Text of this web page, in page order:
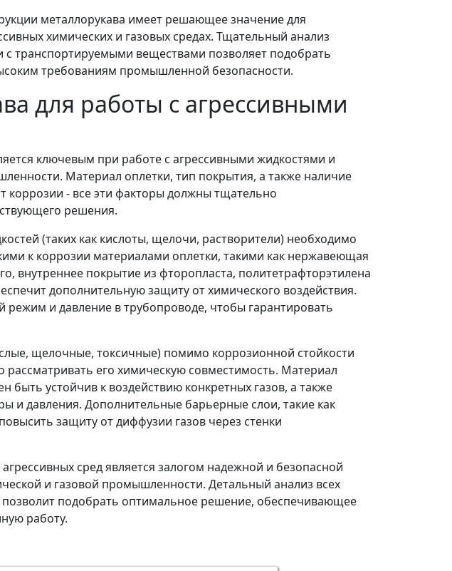
металлорукава имеет решающее значение для
химических и газовых средах. Тщательный анализ
с транспортируемыми веществами позволяет подобрать
требованиям промышленной безопасности.
для работы с агрессивными
ключевым при работе с агрессивными жидкостями и
Материал оплетки, тип покрытия, а также наличие
коррозии - все эти факторы должны тщательно
решения.
(таких как кислоты, щелочи, растворители) необходимо
к коррозии материалами оплетки, такими как нержавеющая
внутреннее покрытие из фторопласта, политетрафторэтилена
дополнительную защиту от химического воздействия.
и давление в трубопроводе, чтобы гарантировать
щелочные, токсичные) помимо коррозионной стойкости
его химическую совместимость. Материал
быть устойчив к воздействию конкретных газов, а также
и давления. Дополнительные барьерные слои, такие как
защиту от диффузии газов через стенки
сред является залогом надежной и безопасной
и газовой промышленности. Детальный анализ всех
подобрать оптимальное решение, обеспечивающее
работу.